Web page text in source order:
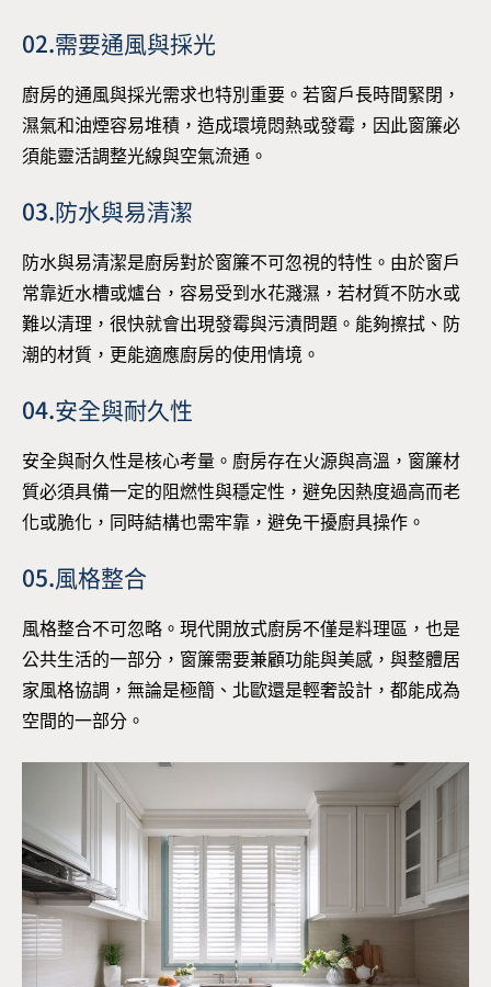
02.需要通風與採光
廚房的通風與採光需求也特別重要。若窗戶長時間緊閉，
濕氣和油煙容易堆積，造成環境悶熱或發霉，因此窗簾必
須能靈活調整光線與空氣流通。
03.防水與易清潔
防水與易清潔是廚房對於窗簾不可忽視的特性。由於窗戶
常靠近水槽或爐台，容易受到水花濺濕，若材質不防水或
難以清理，很快就會出現發霉與污漬問題。能夠擦拭、防
潮的材質，更能適應廚房的使用情境。
04.安全與耐久性
安全與耐久性是核心考量。廚房存在火源與高溫，窗簾材
質必須具備一定的阻燃性與穩定性，避免因熱度過高而老
化或脆化，同時結構也需牢靠，避免干擾廚具操作。
05.風格整合
風格整合不可忽略。現代開放式廚房不僅是料理區，也是
公共生活的一部分，窗簾需要兼顧功能與美感，與整體居
家風格協調，無論是極簡、北歐還是輕奢設計，都能成為
空間的一部分。